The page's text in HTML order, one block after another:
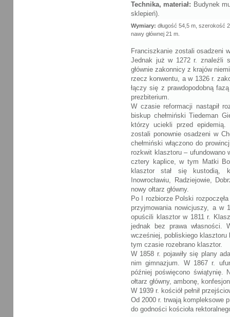
Technika, materiał: Budynek
sklepień).
Wymiary: długość 54,5 m, szerokość
nawy głównej 21 m.
Franciszkanie zostali osadzeni
Jednak już w 1272 r. znaleźli
głównie zakonnicy z krajów
rzecz konwentu, a w 1326 r.
łączy się z prawdopodobną
prezbiterium.
W czasie reformacji nastąpił
biskup chełmiński Tiedeman
którzy uciekli przed epidemią.
zostali ponownie osadzeni w
chełmiński włączono do
rozkwit klasztoru – ufundowano
cztery kaplice, w tym Matki
klasztor stał się kustodią,
Inowrocławiu, Radziejowie,
nowy ołtarz główny.
Po I rozbiorze Polski
przyjmowania nowicjuszy, a w
opuścili klasztor w 1811 r.
jednak bez prawa własności.
wcześniej, pobliskiego klasztoru
tym czasie rozebrano klasztor.
W 1858 r. pojawiły się plany
nim gimnazjum. W 1867 r.
później poświęcono świątynię.
ołtarz główny, ambonę,
W 1939 r. kościół pełnił
Od 2000 r. trwają kompleksowe
do godności kościoła